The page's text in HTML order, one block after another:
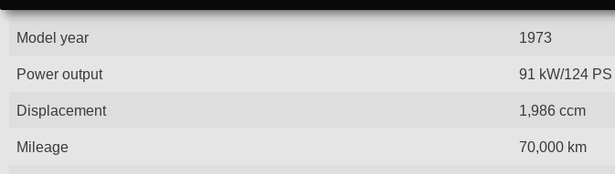
Model year 1973
Power output 91 kW/124 PS
Displacement 1,986 ccm
Mileage 70,000 km